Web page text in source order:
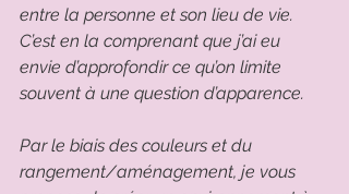
entre la personne et son lieu de vie.
C’est en la comprenant que j’ai eu
envie d’approfondir ce qu’on limite
souvent à une question d’apparence.
Par le biais des couleurs et du
rangement/aménagement, je vous